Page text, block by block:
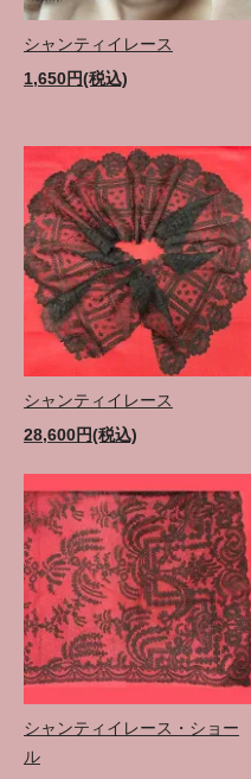
シャンティイレース
1,650円(税込)
シャンティイレース
28,600円(税込)
シャンティイレース・ショー
ル